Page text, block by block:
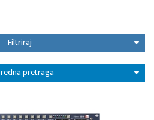
Filtriraj
pretraga